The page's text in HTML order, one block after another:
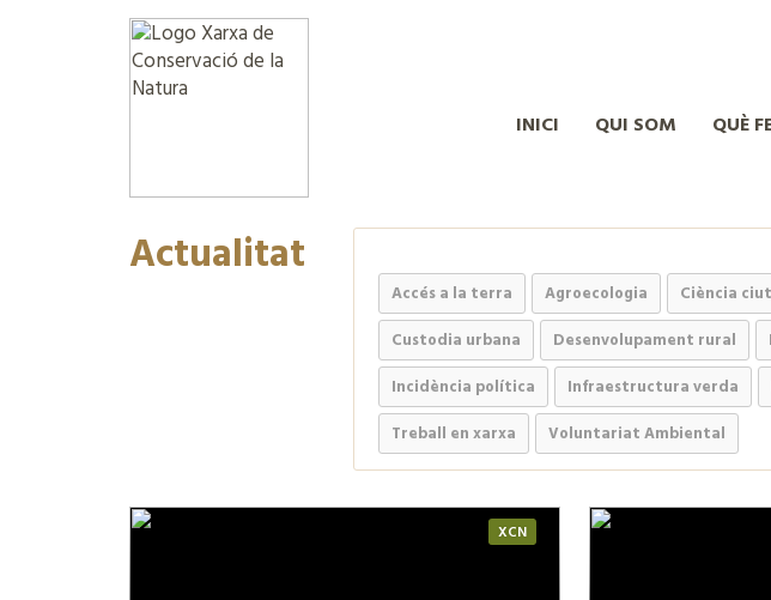
INICI QUI SOM QUÈ
Actualitat
Accés a la terra Agroecologia Ciència
Custodia urbana
Desenvolupament rural
Incidència política
Infraestructura verda
Treball en xarxa
Voluntariat Ambiental
XCN